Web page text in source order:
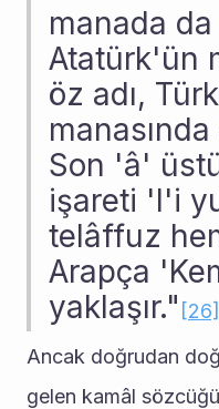
manada
Atatürk'ün
öz adı,
Son 'â'
işareti 'l'i
telâffuz
Arapça
yaklaşır." [26]
Ancak doğrudan
gelen kamâl